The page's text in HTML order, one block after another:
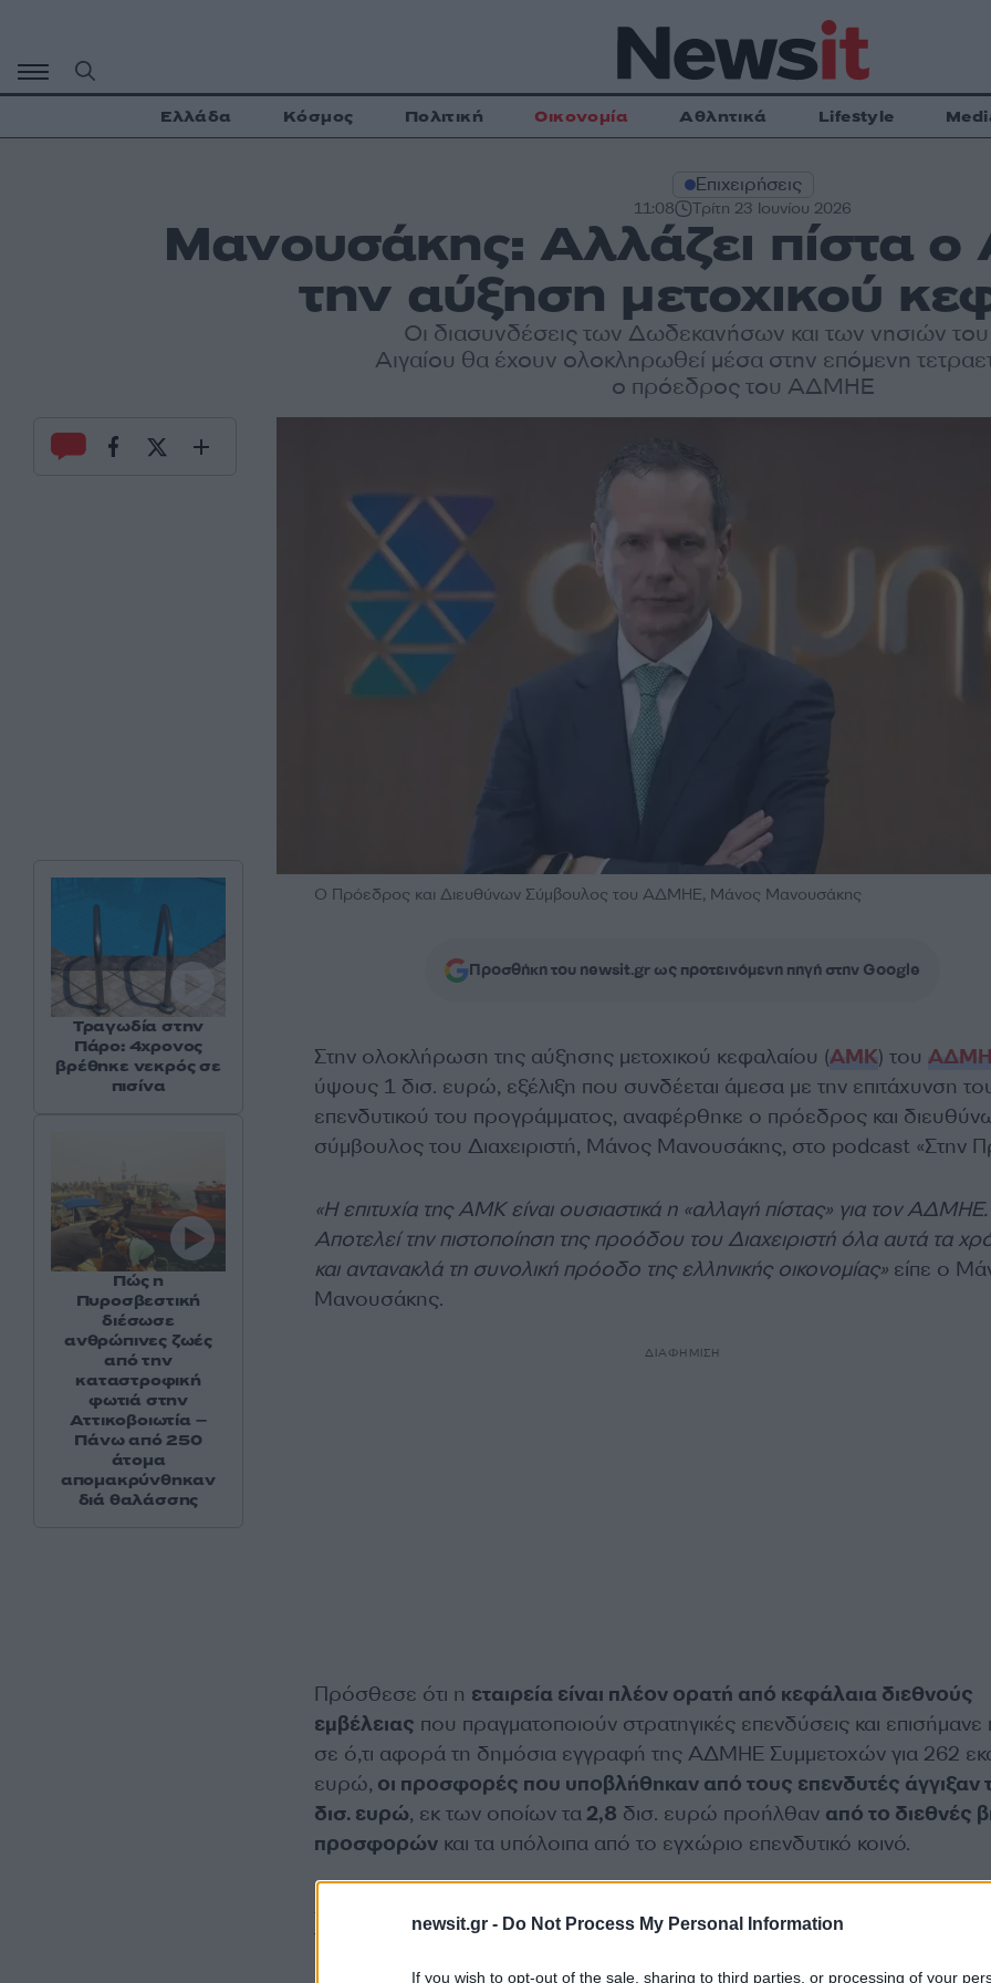
newsit.gr - Do Not Process My Personal Information
If you wish to opt-out of the sale, sharing to third parties, or processing of your
περιεχόμενο
Ελλάδα Κόσμος Πολιτική Οικονομία Αθλητικά Lifestyle
Επιχειρήσεις
11:08 Τρίτη 23 Ιουνίου 2026
Μανουσάκης: Αλλάζει πίστα
την αύξηση μετοχικού
Οι διασυνδέσεις των Δωδεκανήσων και των νησιών
Αιγαίου θα έχουν ολοκληρωθεί μέσα στην επόμενη
ο πρόεδρος του ΑΔΜΗΕ
Ο Πρόεδρος και Διευθύνων Σύμβουλος του ΑΔΜΗΕ, Μάνος Μανουσάκης
Προσθήκη του newsit.gr ως προτεινόμενη πηγή στην Google
Στην ολοκλήρωση της αύξησης μετοχικού κεφαλαίου (ΑΜΚ) του
ύψους 1 δισ. ευρώ, εξέλιξη που συνδέεται άμεσα με την επιτάχυνση
επενδυτικού του προγράμματος, αναφέρθηκε ο πρόεδρος και
σύμβουλος του Διαχειριστή, Μάνος Μανουσάκης, στο podcast «Στην
«Η επιτυχία της ΑΜΚ είναι ουσιαστικά η «αλλαγή πίστας» για τον ΑΔΜΗΕ.
Αποτελεί την πιστοποίηση της προόδου του Διαχειριστή όλα αυτά τα
και αντανακλά τη συνολική πρόοδο της ελληνικής οικονομίας»είπε ο
Μανουσάκης.
ΔΙΑΦΗΜΙΣΗ
Πρόσθεσε ότι η εταιρεία είναι πλέον ορατή από κεφάλαια διεθνούς
εμβέλειας που πραγματοποιούν στρατηγικές επενδύσεις και
σε ό,τι αφορά τη δημόσια εγγραφή της ΑΔΜΗΕ Συμμετοχών για 262
ευρώ, οι προσφορές που υποβλήθηκαν από τους επενδυτές άγγιξαν
δισ. ευρώ, εκ των οποίων τα2,8 δισ. ευρώ προήλθαν από το διεθνές
προσφορώνκαι τα υπόλοιπα από το εγχώριο επενδυτικό κοινό.
Λόγω της
τον οποίο οι αγορές αντιμετωπίζουν πλέον τους Διαχειριστές, καθώς από
«ομόλογα χαμηλής απόδοσης, διαβλέπουν πλέον μεγάλη ανάπτυξη»
,
Τραγωδία στην
Πάρο: 4χρονος
βρέθηκε νεκρός σε
πισίνα
Πώς η
Πυροσβεστική
διέσωσε
ανθρώπινες ζωές
από την
καταστροφική
φωτιά στην
Αττικοβοιωτία –
Πάνω από 250
άτομα
απομακρύνθηκαν
διά θαλάσσης